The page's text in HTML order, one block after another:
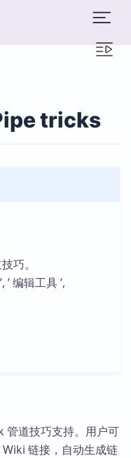
tricks
巧。
编辑工具 ’,
道技巧支持。用户可
链接，自动生成链